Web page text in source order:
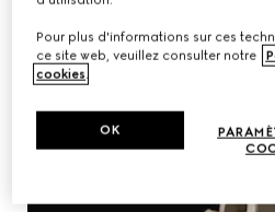
Pour plus d'informations sur ces
ce site web, veuillez consulter notre
cookies.
OK